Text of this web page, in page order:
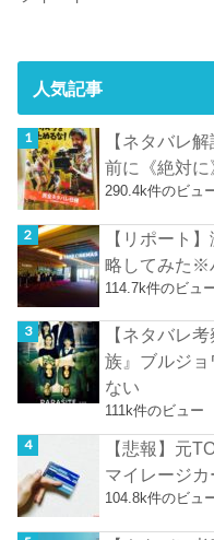
人気記事
【ネタバレ
前に《絶対
290.4k件のビュ
【リポート
略してみた※
114.7k件のビュ
【ネタバレ
族』ブルジ
ない
111k件のビュー
【悲報】元
マイレージ
104.8k件のビュ